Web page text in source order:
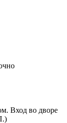
Вход во дворе